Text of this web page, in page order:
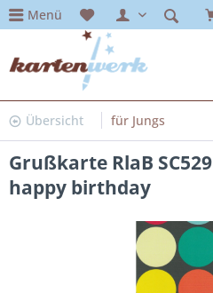
Menü
Übersicht für Jungs
Grußkarte RlaB SC529
happy birthday